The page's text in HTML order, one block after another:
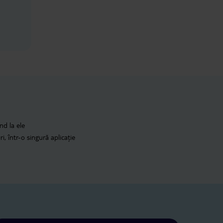
la ele
într-o singură aplicație